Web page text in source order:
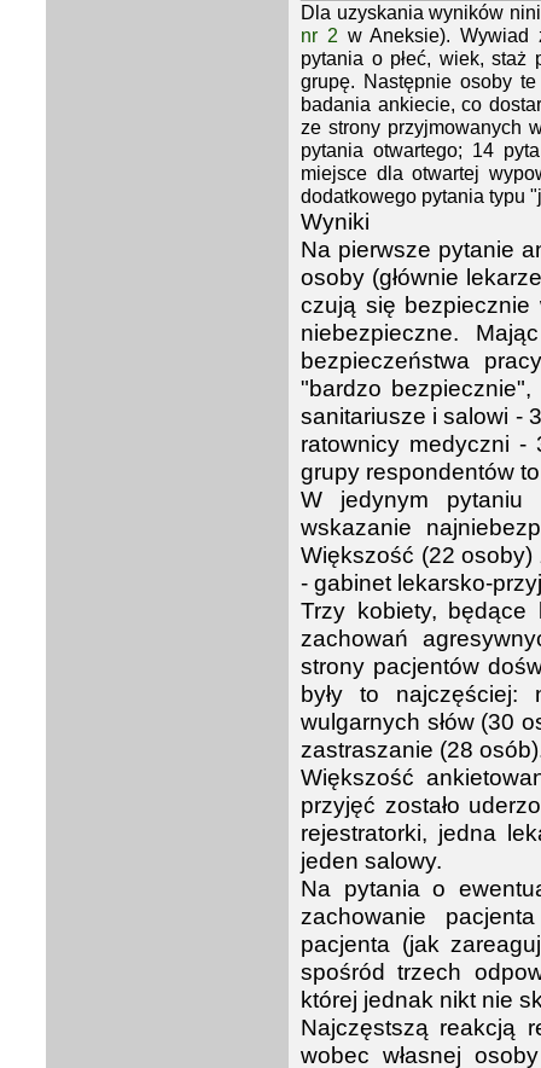
Dla uzyskania wyników
nr 2 w Aneksie). Wywiad
pytania o płeć, wiek, staż
grupę. Następnie osoby
badania ankiecie, co
ze strony przyjmowanych
pytania otwartego; 14
miejsce dla otwartej
dodatkowego pytania typu
Wyniki
Na pierwsze pytanie
osoby (głównie
czują się
niebezpieczne.
bezpieczeństwa
"bardzo
sanitariusze i salowi -
ratownicy medyczni -
grupy respondentów
W jedynym pytaniu
wskazanie
Większość (22 osoby)
- gabinet lekarsko-
Trzy kobiety, będące
zachowań
strony pacjentów
były to najczęściej:
wulgarnych słów (30
zastraszanie (28
Większość
przyjęć zostało
rejestratorki, jedna
jeden salowy.
Na pytania o
zachowanie
pacjenta (jak
spośród trzech
której jednak nikt nie
Najczęstszą reakcją
wobec własnej